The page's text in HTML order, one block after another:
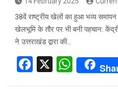
38वें राष्ट्रीय खेलों का हुआ भव्य
खेलभूमि के तौर पर भी बनी पहचान:
ने उत्तराखंड द्वारा की…
F
X
W